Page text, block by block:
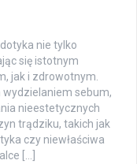
nie tylko
się istotnym
jak i zdrowotnym.
wydzielaniem sebum,
nieestetycznych
trądziku, takich jak
czy niewłaściwa
[…]